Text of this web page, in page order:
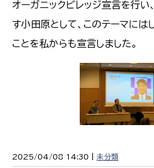
オーガニックビレッジ宣言を行
す小田原として、このテーマには
ことを私からも宣言しました。
2025/04/08 14:30 | 未分類